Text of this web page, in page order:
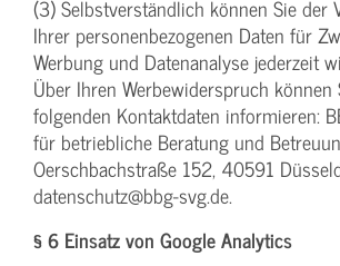
(3) Selbstverständlich können Sie der
Ihrer personenbezogenen Daten für
Werbung und Datenanalyse jederzeit
Über Ihren Werbewiderspruch
folgenden Kontaktdaten informieren:
für betriebliche Beratung und
Oerschbachstraße 152, 40591
datenschutz@bbg-svg.de.
§ 6 Einsatz von Google Analytics